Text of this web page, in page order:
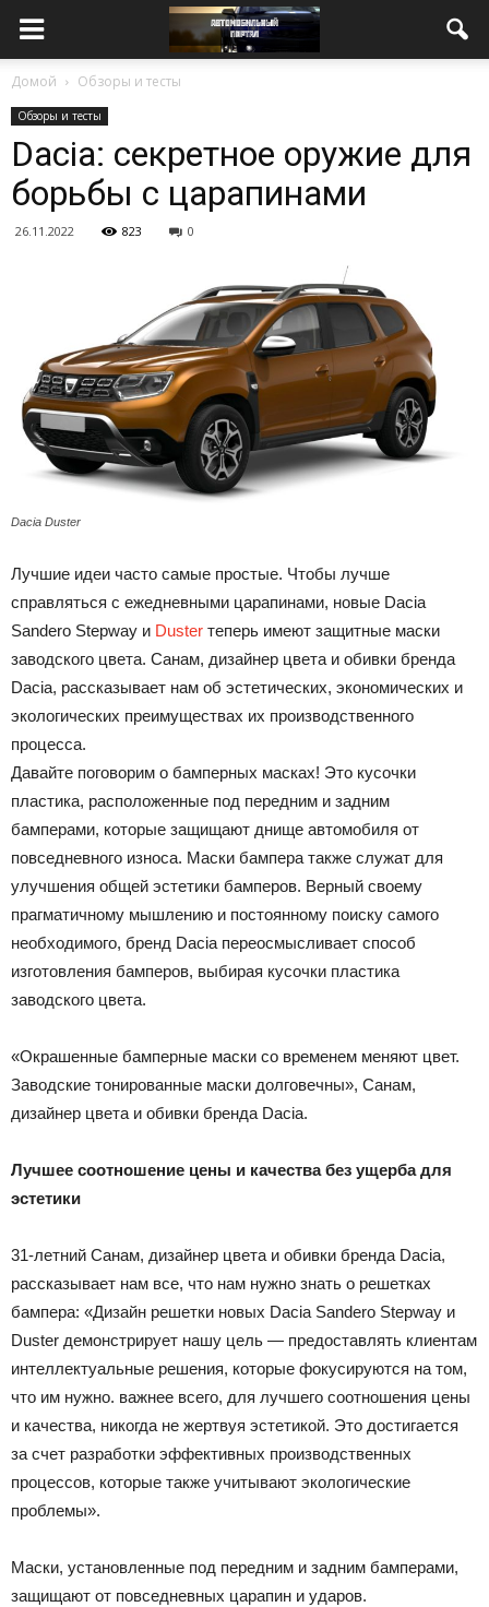
Домой Обзоры и тесты
Обзоры и тесты
Dacia: секретное оружие для
борьбы с царапинами
26.11.2022 823 0
Dacia Duster
Лучшие идеи часто самые простые. Чтобы лучше
справляться с ежедневными царапинами, новые Dacia
Sandero Stepway и Duster теперь имеют защитные маски
заводского цвета. Санам, дизайнер цвета и обивки бренда
Dacia, рассказывает нам об эстетических, экономических и
экологических преимуществах их производственного
процесса.
Давайте поговорим о бамперных масках! Это кусочки
пластика, расположенные под передним и задним
бамперами, которые защищают днище автомобиля от
повседневного износа. Маски бампера также служат для
улучшения общей эстетики бамперов. Верный своему
прагматичному мышлению и постоянному поиску самого
необходимого, бренд Dacia переосмысливает способ
изготовления бамперов, выбирая кусочки пластика
заводского цвета.
«Окрашенные бамперные маски со временем меняют цвет.
Заводские тонированные маски долговечны», Санам,
дизайнер цвета и обивки бренда Dacia.
Лучшее соотношение цены и качества без ущерба для
эстетики
31-летний Санам, дизайнер цвета и обивки бренда Dacia,
рассказывает нам все, что нам нужно знать о решетках
бампера: «Дизайн решетки новых Dacia Sandero Stepway и
Duster демонстрирует нашу цель — предоставлять клиентам
интеллектуальные решения, которые фокусируются на том,
что им нужно. важнее всего, для лучшего соотношения цены
и качества, никогда не жертвуя эстетикой. Это достигается
за счет разработки эффективных производственных
процессов, которые также учитывают экологические
проблемы».
Маски, установленные под передним и задним бамперами,
защищают от повседневных царапин и ударов.